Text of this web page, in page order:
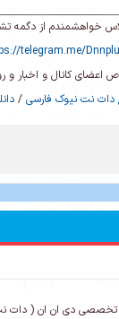
خواهشمندم از دگمه
telegram.me/
اعضای کانال و اخبار و
دات نت نیوک فارسی /
تخصصی دی ان ان ( دات